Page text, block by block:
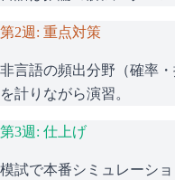
第2週: 重点対策
非言語の頻出分野（確率
を計りながら演習。
第3週: 仕上げ
模試で本番シミュレーシ